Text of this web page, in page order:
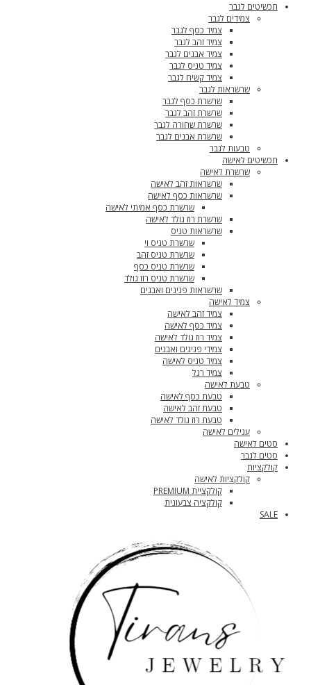
תכשיטים לגבר
צמידים לגבר
צמיד כסף לגבר
צמיד זהב לגבר
צמיד אבנים לגבר
צמיד טניס לגבר
צמיד קשיח לגבר
שרשראות לגבר
שרשרת כסף לגבר
שרשרת זהב לגבר
שרשרת שחורה לגבר
שרשרת אבנים לגבר
טבעות לגבר
תכשיטים לאישה
שרשרת לאישה
שרשראות זהב לאישה
שרשראות כסף לאישה
שרשרת כסף אמיתי לאישה
שרשרת רוז גולד לאישה
שרשראות טניס
שרשרת טניס וי
שרשרת טניס זהב
שרשרת טניס כסף
שרשרת טניס רוז גולד
שרשראות פנינים ואבנים
צמיד לאישה
צמיד זהב לאישה
צמיד כסף לאישה
צמיד רוז גולד לאישה
צמידי פנינים ואבנים
צמיד טניס לאישה
צמיד רגל
טבעת לאישה
טבעת כסף לאישה
טבעת זהב לאישה
טבעת רוז גולד לאישה
עגילים לאישה
סטים לאישה
סטים לגבר
קולקציות
קולקציות לאישה
קולקציית PREMIUM
קולקציה צבעונית
SALE